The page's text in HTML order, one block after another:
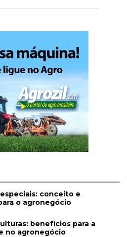
conceito e
o agronegócio
benefícios para a
no agronegócio